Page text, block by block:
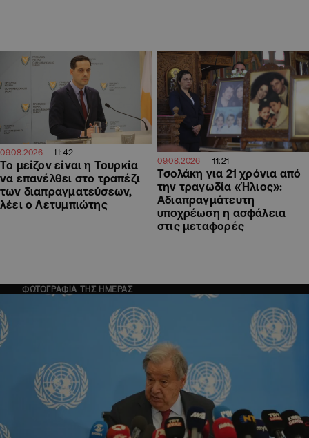
09.08.2026 11:42
Το μείζον είναι η Τουρκία
να επανέλθει στο τραπέζι
των διαπραγματεύσεων,
λέει ο Λετυμπιώτης
09.08.2026 11:21
Τσολάκη για 21 χρόνια από
την τραγωδία «Ήλιος»:
Αδιαπραγμάτευτη
υποχρέωση η ασφάλεια
στις μεταφορές
ΦΩΤΟΓΡΑΦΙΑ ΤΗΣ ΗΜΕΡΑΣ